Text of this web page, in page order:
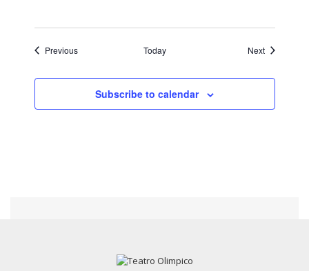
PreviousEvents Today NextEvents
Subscribe to calendar